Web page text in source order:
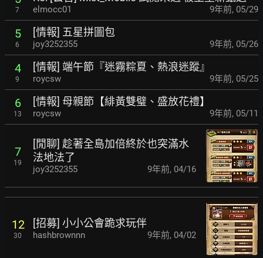
7 elmocc01 9年前, 05/29
5
6
[情報] 五星拼圖包
joy3252355 9年前, 05/26
4
9
[情報] 端午節『迷霧粽夏、熱浪迷蹤』
roycsw 9年前, 05/25
6
13
[情報] 母親節【緋黃雙璧、盛放花禮】
roycsw 9年前, 05/11
7
19
[閒聊] 趁著全島加倍終於也突滿水
法地法了
joy3252355 9年前, 04/16
12
30
[招募] 小小公會跪求玩伴
hashbrownnn 9年前, 04/02